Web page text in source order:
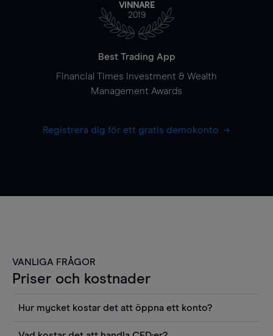
VINNARE
2019
Best Trading App
Financial Times Investment & Wealth
Management Awards
Registrera dig för ett gratis demokonto
VANLIGA FRÅGOR
Priser och kostnader
Hur mycket kostar det att öppna ett konto?